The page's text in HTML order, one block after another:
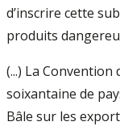
d’inscrire cette
produits
(...) La
soixantaine de
Bâle sur les